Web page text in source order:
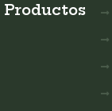
Productos